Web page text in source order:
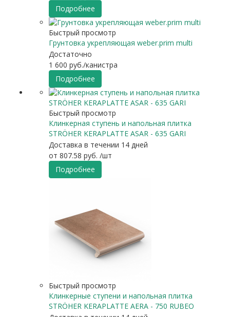
Подробнее
Быстрый просмотр
Грунтовка укрепляющая weber.prim multi
Достаточно
1 600 руб./канистра
Подробнее
Быстрый просмотр
Клинкерная ступень и напольная плитка
STRÖHER KERAPLATTE ASAR - 635 GARI
Доставка в течении 14 дней
от 807.58 руб. /шт
Подробнее
Быстрый просмотр
Клинкерные ступени и напольная плитка
STRÖHER KERAPLATTE AERA - 750 RUBEO